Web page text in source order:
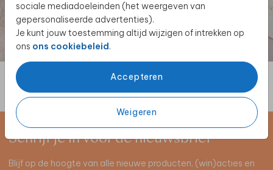
sociale mediadoeleinden (het weergeven van
gepersonaliseerde advertenties).
Je kunt jouw toestemming altijd wijzigen of intrekken op
ons ons cookiebeleid.
Accepteren
Weigeren
Schrijf je in voor de nieuwsbrief
Blijf op de hoogte van alle nieuwe producten, (win)acties en